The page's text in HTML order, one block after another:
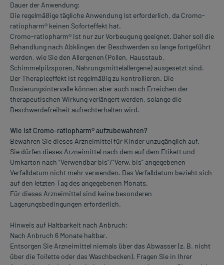
Dauer der Anwendung:
Die regelmäßige tägliche Anwendung ist erforderlich, da Cromo-
ratiopharm® keinen Soforteffekt hat.
Cromo-ratiopharm® ist nur zur Vorbeugung geeignet. Daher soll die
Behandlung nach Abklingen der Beschwerden so lange fortgeführt
werden, wie Sie den Allergenen (Pollen, Hausstaub,
Schimmelpilzsporen, Nahrungsmittelallergene) ausgesetzt sind.
Der Therapieeffekt ist regelmäßig zu kontrollieren. Die
Dosierungsintervalle können aber auch nach Erreichen der
therapeutischen Wirkung verlängert werden, solange die
Beschwerdefreiheit aufrechterhalten wird.
Wie ist Cromo-ratiopharm® aufzubewahren?
Bewahren Sie dieses Arzneimittel für Kinder unzugänglich auf.
Sie dürfen dieses Arzneimittel nach dem auf dem Etikett und
Umkarton nach "Verwendbar bis"/"Verw. bis" angegebenen
Verfalldatum nicht mehr verwenden. Das Verfalldatum bezieht sich
auf den letzten Tag des angegebenen Monats.
Für dieses Arzneimittel sind keine besonderen
Lagerungsbedingungen erforderlich.
Hinweis auf Haltbarkeit nach Anbruch:
Nach Anbruch 6 Monate haltbar.
Entsorgen Sie Arzneimittel niemals über das Abwasser (z. B. nicht
über die Toilette oder das Waschbecken). Fragen Sie in Ihrer